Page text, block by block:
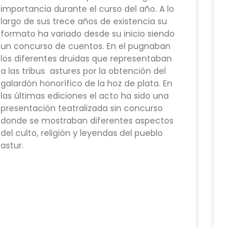
importancia durante el curso del año. A lo
largo de sus trece años de existencia su
formato ha variado desde su inicio siendo
un concurso de cuentos. En el pugnaban
los diferentes druidas que representaban
a las tribus astures por la obtención del
galardón honorífico de la hoz de plata. En
las últimas ediciones el acto ha sido una
presentación teatralizada sin concurso
donde se mostraban diferentes aspectos
del culto, religión y leyendas del pueblo
astur.